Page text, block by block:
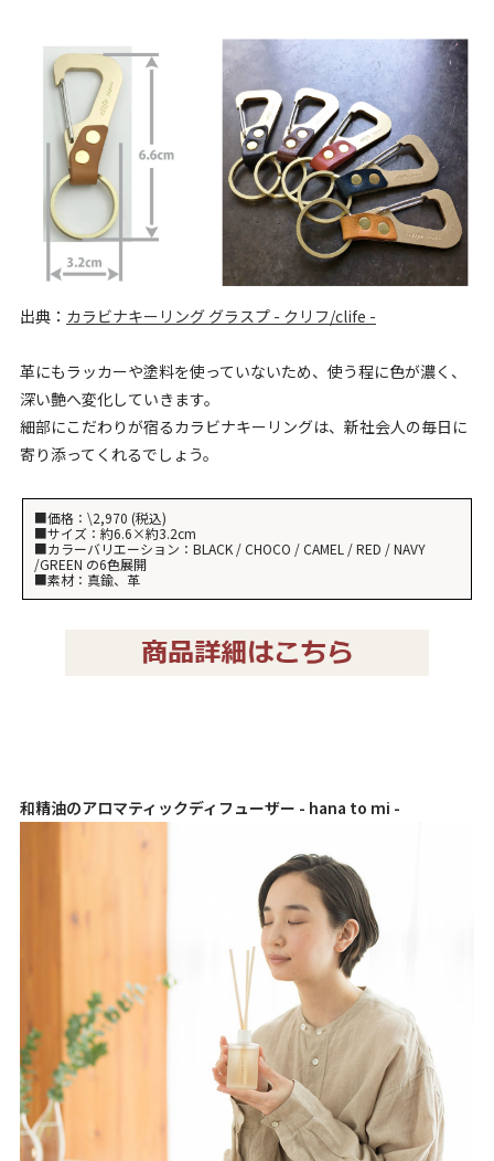
出典： カラビナキーリング グラスプ - クリフ/clife -
革にもラッカーや塗料を使っていないため、使う程に色が濃く、
深い艶へ変化していきます。
細部にこだわりが宿るカラビナキーリングは、新社会人の毎日に
寄り添ってくれるでしょう。
■価格：\2,970 (税込)
■サイズ：約6.6×約3.2cm
■カラーバリエーション：BLACK / CHOCO / CAMEL / RED / NAVY
/GREEN の6色展開
■素材：真鍮、革
和精油のアロマティックディフューザー - hana to mi -